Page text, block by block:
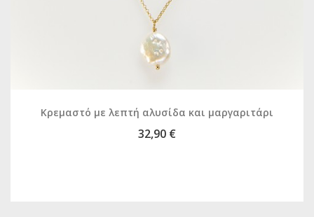
Κρεμαστό με λεπτή αλυσίδα και μαργαριτάρι
32,90 €